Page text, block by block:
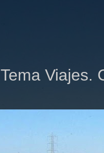
Tema Viajes.